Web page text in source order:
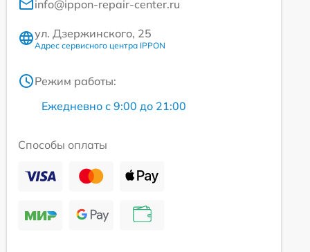
info@ippon-repair-center.ru
ул. Дзержинского, 25
Адрес сервисного центра IPPON
Режим работы:
Ежедневно с 9:00 до 21:00
Способы оплаты